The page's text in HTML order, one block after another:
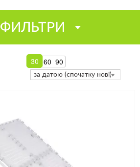
ФИЛЬТРИ
30 60 90